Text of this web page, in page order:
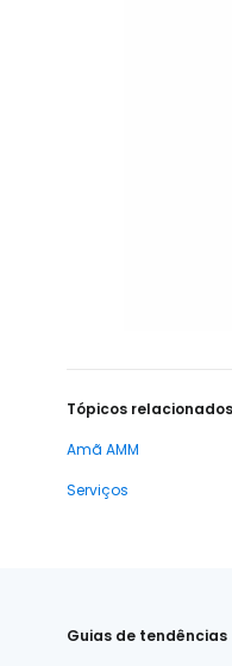
Tópicos relacionados
Amã AMM
Serviços
Guias de tendências